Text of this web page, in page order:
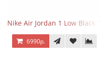
Nike Air Jordan 1 Low Black Toe
6990р.